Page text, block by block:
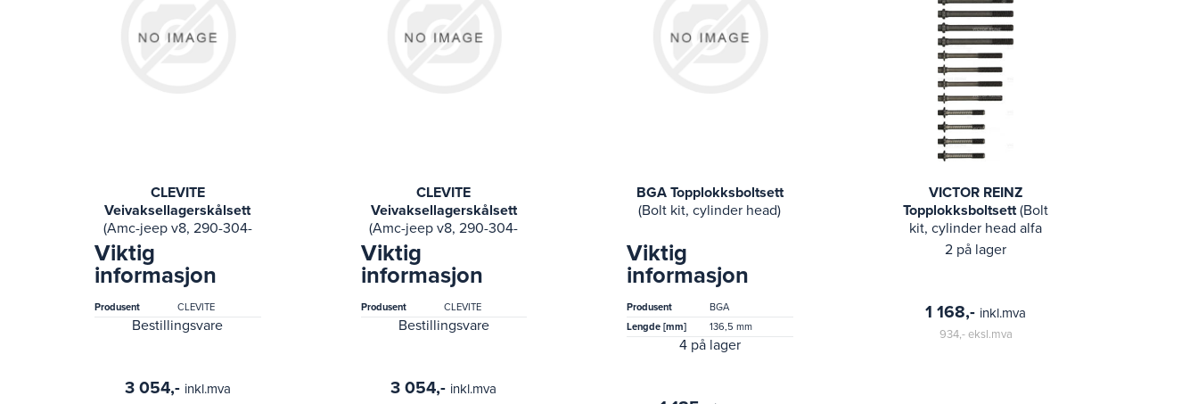
CLEVITE
Veivaksellagerskålsett
(Amc-jeep v8, 290-304-
343- 74-74 international
100, 200, 6.6l; 79-63
american motors amx,
ambassador,)
Viktig
informasjon
Produsent CLEVITE
Bestillingsvare
3 054,- inkl.mva
CLEVITE
Veivaksellagerskålsett
(Amc-jeep v8, 290-304-
343- 74-74 international
100, 200, 6.6l; 79-63
american motors amx,
ambassador,)
Viktig
informasjon
Produsent CLEVITE
Bestillingsvare
3 054,- inkl.mva
BGA Topplokksboltsett
(Bolt kit, cylinder head)
Viktig
informasjon
Produsent
BGA
Lengde [mm]
136,5 mm
4 på lager
VICTOR REINZ
Topplokksboltsett(Bolt
kit, cylinder head alfa
romeo)
2 på lager
1 168,- inkl.mva
934,-eksl.mva